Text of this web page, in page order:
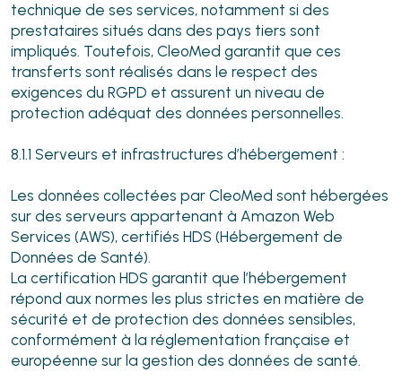
technique de ses services, notamment si des
prestataires situés dans des pays tiers sont
impliqués. Toutefois, CleoMed garantit que ces
transferts sont réalisés dans le respect des
exigences du RGPD et assurent un niveau de
protection adéquat des données personnelles.
8.1.1 Serveurs et infrastructures d’hébergement :
Les données collectées par CleoMed sont hébergées
sur des serveurs appartenant à Amazon Web
Services (AWS), certifiés HDS (Hébergement de
Données de Santé).
La certification HDS garantit que l’hébergement
répond aux normes les plus strictes en matière de
sécurité et de protection des données sensibles,
conformément à la réglementation française et
européenne sur la gestion des données de santé.